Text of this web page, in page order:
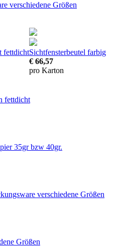
verschiedene Größen
fettdichtSichtfensterbeutel farbig
€ 66,57
pro Karton
fettdicht
35gr bzw 40gr.
verschiedene Größen
Größen